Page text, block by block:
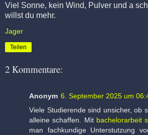
Viel Sonne, kein Wind, Pulver und a
willst du mehr.
Jager
Teilen
2 Kommentare:
Anonym 6. September 2025 um
Viele Studierende sind unsicher, ob
alleine schaffen. Mit bachelorarbeit
man fachkundige Unterstutzung